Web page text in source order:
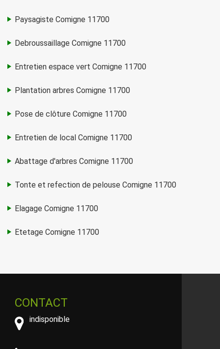
Paysagiste Comigne 11700
Debroussaillage Comigne 11700
Entretien espace vert Comigne 11700
Plantation arbres Comigne 11700
Pose de clôture Comigne 11700
Entretien de local Comigne 11700
Abattage d'arbres Comigne 11700
Tonte et refection de pelouse Comigne 11700
Elagage Comigne 11700
Etetage Comigne 11700
CONTACT
indisponible